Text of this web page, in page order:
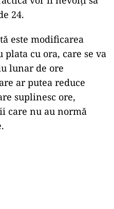
24.
este modificarea
cu ora, care se va
lunar de ore
ar putea reduce
suplinesc ore,
care nu au normă